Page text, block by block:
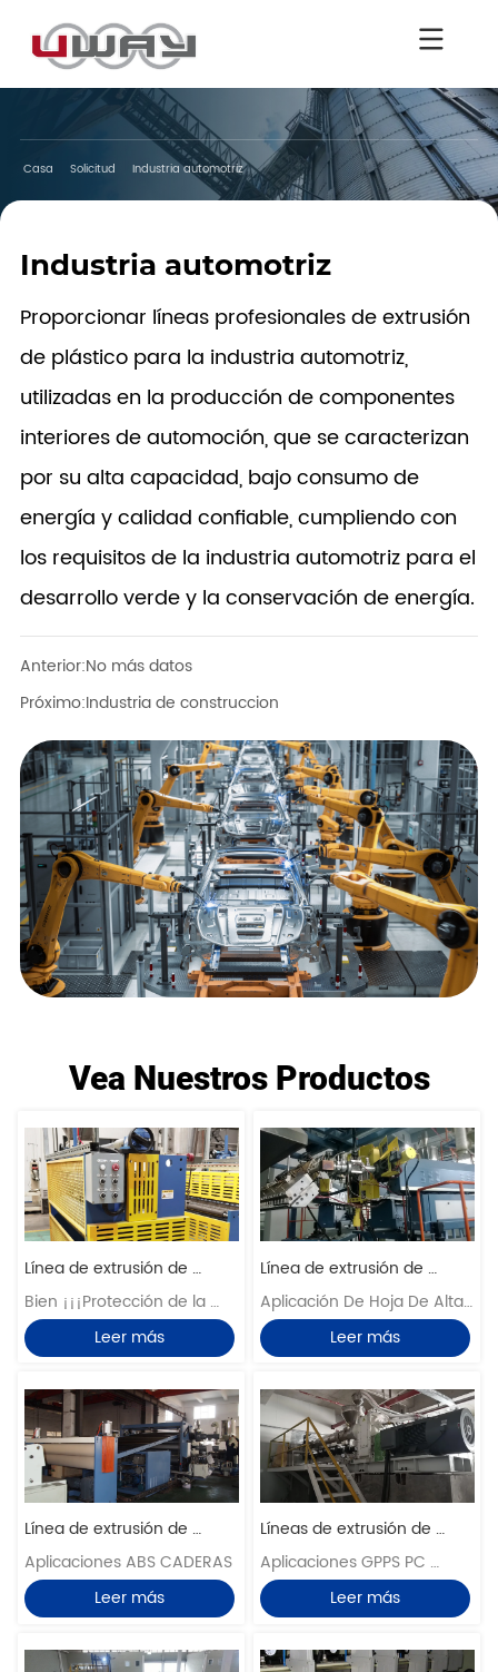
Casa Solicitud Industria automotriz
Industria automotriz
Proporcionar líneas profesionales de extrusión
de plástico para la industria automotriz,
utilizadas en la producción de componentes
interiores de automoción, que se caracterizan
por su alta capacidad, bajo consumo de
energía y calidad confiable, cumpliendo con
los requisitos de la industria automotriz para el
desarrollo verde y la conservación de energía.
Anterior:No más datos
Próximo:Industria de construccion
Vea Nuestros Productos
Línea de extrusión de
tablero de panal hexagonal
de PP
Bien ¡¡¡Protección de la
carpa!!! Proceso continuo
abeja de gran tamaño y
alta resistencia. Ancho del
tablero: 500-1000 mm;
Altura del núcleo: 20-100
mm; Tamaño de panal:
personalizable. Solicitud
Leer más
Línea de extrusión de
láminas de alta barrera PP
/ PS / PE / EVOH
Aplicación De Hoja De Alta
Barrera
Leer más
Línea de extrusión de
láminas de ABS / CADERAS
Aplicaciones ABS CADERAS
Leer más
Líneas de extrusión de
láminas GPPS / PMMA / PC
Aplicaciones GPPS PC
PMMA
Leer más